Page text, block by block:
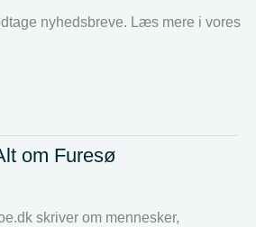
nyhedsbreve. Læs mere i vores
om Furesø
skriver om mennesker,